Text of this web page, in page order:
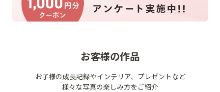
お客様の作品
お子様の成長記録やインテリア、プレゼントなど
様々な写真の楽しみ方をご紹介